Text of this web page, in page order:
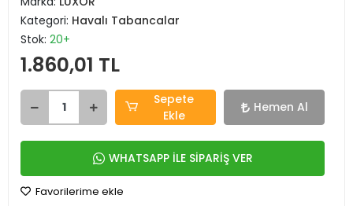
Kategori: Havalı Tabancalar
Stok: 20+
1.860,01 TL
Sepete
Ekle
Hemen Al
WHATSAPP İLE SİPARİŞ VER
Favorilerime ekle